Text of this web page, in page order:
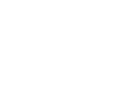
祥、慎
家人祈